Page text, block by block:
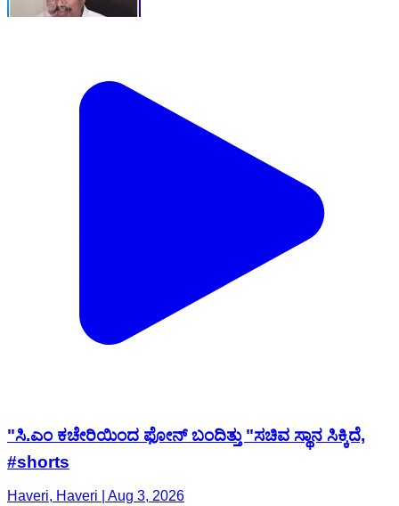
"ಸಿ.ಎಂ ಕಚೇರಿಯಿಂದ ಫೋನ್ ಬಂದಿತ್ತು "ಸಚಿವ ಸ್ಥಾನ ಸಿಕ್ಕಿದೆ,
#shorts
Haveri, Haveri | Aug 3, 2026